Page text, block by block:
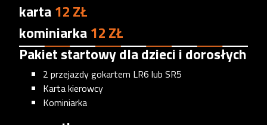
karta12 ZŁ
kominiarka12 ZŁ
Pakiet startowy dla dzieci i dorosłych
‎2 przejazdy gokartem LR6 lub SR5
Karta kierowcy
Kominiarka